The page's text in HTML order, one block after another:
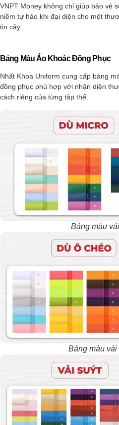
VNPT Money không chỉ giúp bảo vệ
niềm tự hào khi đại diện cho một
tin cậy.
Bảng Màu Áo Khoác Đồng Phục
Nhất Khoa Uniform cung cấp bảng
đồng phục phù hợp với nhận diện
cách riêng của từng tập thể.
Bảng màu
Bảng màu vải